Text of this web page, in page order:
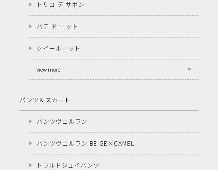
トリコ デ サボン
パテ ド ニット
クイールニット
view more
パンツ＆スカート
パンツヴェルラン
パンツヴェルラン BEIGE×CAMEL
トワルドジュイパンツ